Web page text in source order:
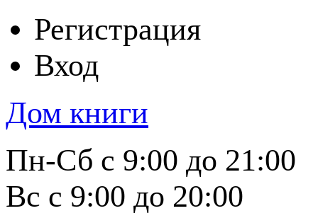
Регистрация
Вход
Дом книги
Пн-Сб с 9:00 до 21:00
Вс с 9:00 до 20:00